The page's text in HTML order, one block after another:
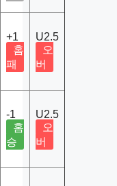
+1
홈
패
U2.5
오
버
-1
홈
승
U2.5
오
버